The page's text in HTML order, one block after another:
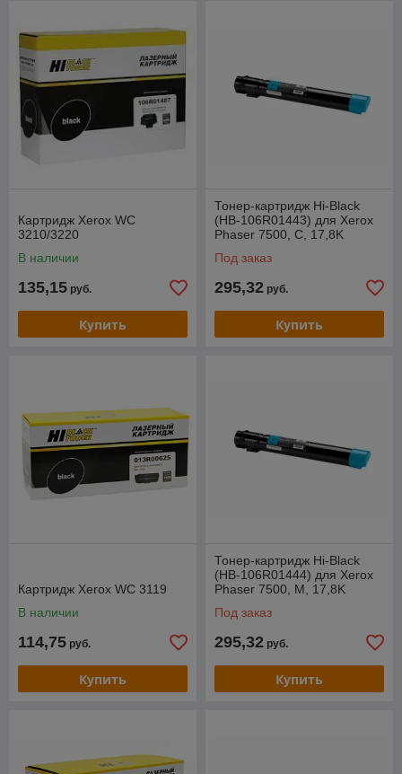
Картридж Xerox WC
3210/3220
В наличии
135,15 руб.
Купить
Тонер-картридж Hi-Black
(HB-106R01443) для Xerox
Phaser 7500, C, 17,8K
Под заказ
295,32 руб.
Купить
Картридж Xerox WC 3119
В наличии
114,75 руб.
Купить
Тонер-картридж Hi-Black
(HB-106R01444) для Xerox
Phaser 7500, M, 17,8K
Под заказ
295,32 руб.
Купить